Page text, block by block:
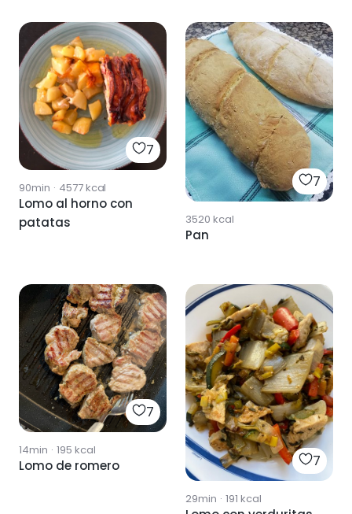
7
90min · 4577kcal
Lomo al horno con
patatas
7
3520 kcal
Pan
7
14min · 195 kcal
Lomo de romero 7
29min · 191 kcal